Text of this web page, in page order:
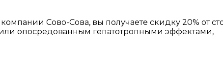
Сово-Сова, вы получаете скидку 20% от
опосредованным гепатотропными эффектами,